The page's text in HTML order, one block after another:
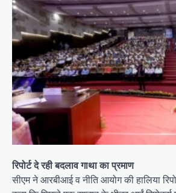
रिपोर्ट दे रही बदलाव गाथा का प्रमाण
सीएम ने आरबीआई व नीति आयोग की हालिया